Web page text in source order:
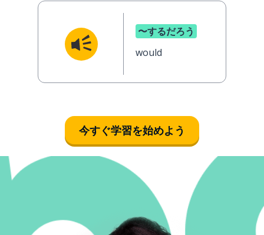
〜するだろう
would
今すぐ学習を始めよう